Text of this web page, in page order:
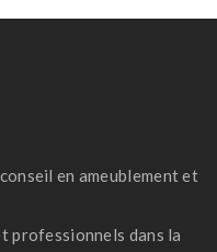
en ameublement et
professionnels dans la